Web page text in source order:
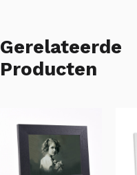
Gerelateerde
Producten